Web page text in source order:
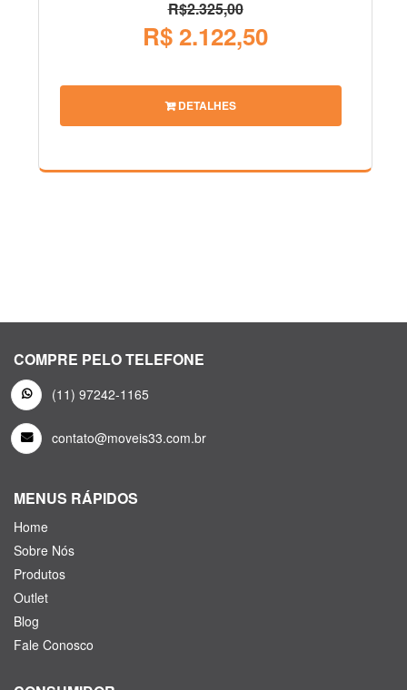
R$2.325,00
R$ 2.122,50
DETALHES
COMPRE PELO TELEFONE
(11) 97242-1165
contato@moveis33.com.br
MENUS RÁPIDOS
Home
Sobre Nós
Produtos
Outlet
Blog
Fale Conosco